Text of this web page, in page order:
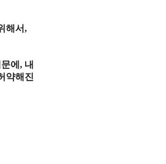
해서,
에 , 내
약해진